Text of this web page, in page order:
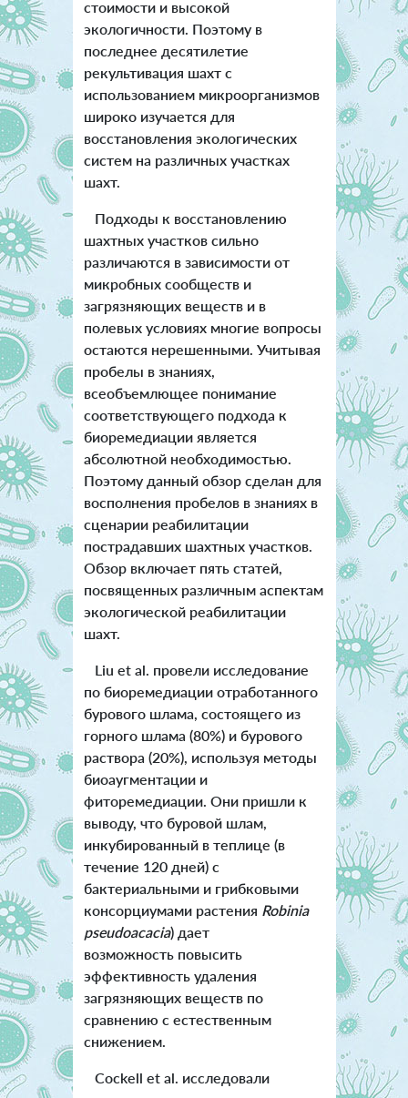
стоимости и высокой
экологичности. Поэтому в
последнее десятилетие
рекультивация шахт с
использованием микроорганизмов
широко изучается для
восстановления экологических
систем на различных участках
шахт.
Подходы к восстановлению
шахтных участков сильно
различаются в зависимости от
микробных сообществ и
загрязняющих веществ и в
полевых условиях многие вопросы
остаются нерешенными. Учитывая
пробелы в знаниях,
всеобъемлющее понимание
соответствующего подхода к
биоремедиации является
абсолютной необходимостью.
Поэтому данный обзор сделан для
восполнения пробелов в знаниях в
сценарии реабилитации
пострадавших шахтных участков.
Обзор включает пять статей,
посвященных различным аспектам
экологической реабилитации
шахт.
Liu et al. провели исследование
по биоремедиации отработанного
бурового шлама, состоящего из
горного шлама (80%) и бурового
раствора (20%), используя методы
биоаугментации и
фиторемедиации. Они пришли к
выводу, что буровой шлам,
инкубированный в теплице (в
течение 120 дней) с
бактериальными и грибковыми
консорциумами растения Robinia
pseudoacacia) дает
возможность повысить
эффективность удаления
загрязняющих веществ по
сравнению с естественным
снижением.
Cockell et al. исследовали